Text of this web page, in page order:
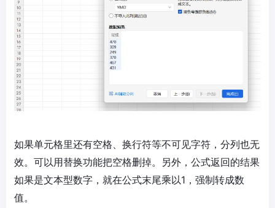
如果单元格里还有空格、换行符等不可见字符，分列也无
效。可以用替换功能把空格删掉。另外，公式返回的结果
如果是文本型数字，就在公式末尾乘以1，强制转成数
值。